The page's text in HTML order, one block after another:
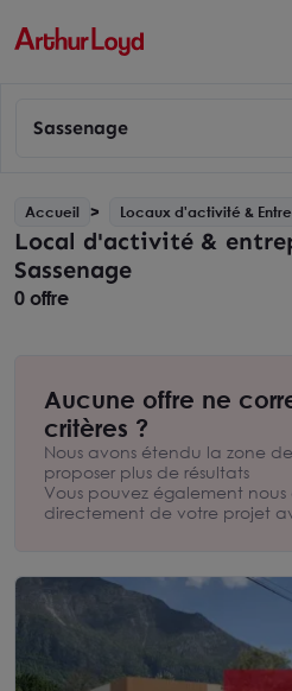
Sassenage
Accueil Locaux d'activité &
Local d'activité &
Sassenage
0 offre
Aucune offre ne
critères ?
Nous avons étendu la zone
proposer plus de résultats
Vous pouvez également
directement de votre projet